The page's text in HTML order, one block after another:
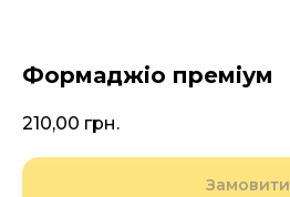
Формаджіо преміум
210,00 грн.
Замовити